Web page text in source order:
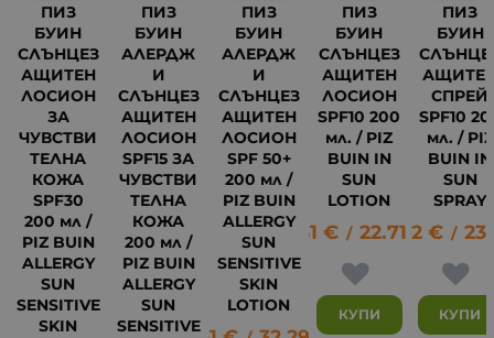
ПИЗ
БУИН
СЛЪНЦЕЗ
АЩИТЕН
ЛОСИОН
ЗА
ЧУВСТВИ
ТЕЛНА
КОЖА
SPF30
200 мл /
PIZ BUIN
ALLERGY
SUN
SENSITIVE
SKIN
ПИЗ
БУИН
АЛЕРДЖ
И
СЛЪНЦЕЗ
АЩИТЕН
ЛОСИОН
SPF15 ЗА
ЧУВСТВИ
ТЕЛНА
КОЖА
200 мл /
PIZ BUIN
ALLERGY
SUN
SENSITIVE
ПИЗ
БУИН
АЛЕРДЖ
И
СЛЪНЦЕЗ
АЩИТЕН
ЛОСИОН
SPF 50+
200 мл /
PIZ BUIN
ALLERGY
SUN
SENSITIVE
SKIN
LOTION
ПИЗ
БУИН
СЛЪНЦЕЗ
АЩИТЕН
ЛОСИОН
SPF10 200
мл. / PIZ
BUIN IN
SUN
LOTION
11.61 € / 22.71 лв.
КУПИ
ПИЗ
БУИН
СПРЕЙ
SPF10
мл. / PIZ
BUIN IN
SUN
SPRAY
12.02 € /
КУПИ